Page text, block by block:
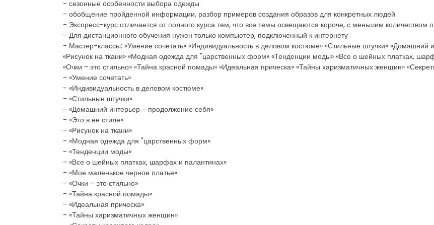
- сезонные особенности выбора одежды
- обобщение пройденной информации, разбор примеров создания образов для конкретных людей
- Экспресс-курс отличается от полного курса тем, что все темы освещаются короче, с меньшим
- Для дистанционного обучения нужен только компьютер, подключенный к интернету
- Мастер-классы: «Умение сочетать» «Индивидуальность в деловом костюме» «Стильные штучки» «Домашний
«Рисунок на ткани» «Модная одежда для "царственных форм» «Тенденции моды» «Все о шейных платках,
«Очки - это стильно» «Тайна красной помады» «Идеальная прическа» «Тайны харизматичных женщин»
- «Умение сочетать»
- «Индивидуальность в деловом костюме»
- «Стильные штучки»
- «Домашний интерьер - продолжение себя»
- «Это в ее стиле»
- «Рисунок на ткани»
- «Модная одежда для "царственных форм»
- «Тенденции моды»
- «Все о шейных платках, шарфах и палантинах»
- «Мое маленькое черное платье»
- «Очки - это стильно»
- «Тайна красной помады»
- «Идеальная прическа»
- «Тайны харизматичных женщин»